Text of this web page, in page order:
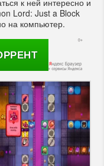
к ней интересно и
Lord: Just a Block
на компьютер.